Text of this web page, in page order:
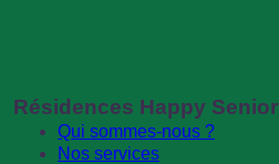
Résidences Happy Senior
Qui sommes-nous ?
Nos services